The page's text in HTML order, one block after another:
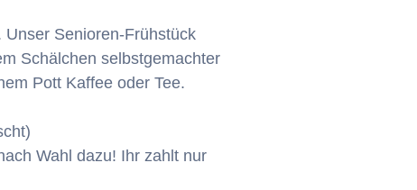
Senioren-Frühstück
Schälchen selbstgemachter
Pott Kaffee oder Tee.
Wahl dazu! Ihr zahlt nur